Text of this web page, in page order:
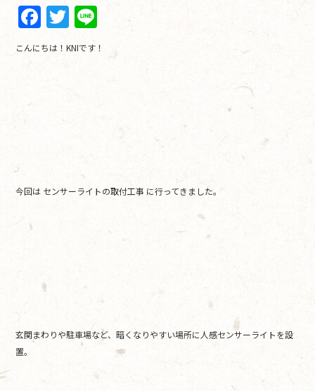
F
a
c
T
w
itt
n
e
こんにちは！KNIです！
今回は センサーライトの取付工事 に行ってきました。
玄関まわりや駐車場など、暗くなりやすい場所に人感センサーライトを設
置。